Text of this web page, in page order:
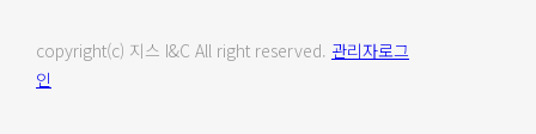
copyright(c) 지스 I&C All right reserved. 관리자로그
인